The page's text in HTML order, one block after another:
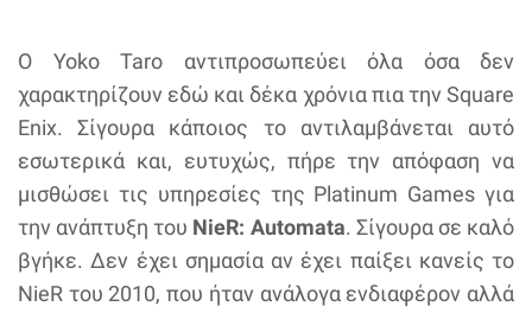
Ο Yoko Taro αντιπροσωπεύει όλα όσα δεν
χαρακτηρίζουν εδώ και δέκα χρόνια πια την Square
Enix. Σίγουρα κάποιος το αντιλαμβάνεται αυτό
εσωτερικά και, ευτυχώς, πήρε την απόφαση να
μισθώσει τις υπηρεσίες της Platinum Games για
την ανάπτυξη του NieR: Automata. Σίγουρα σε καλό
βγήκε. Δεν έχει σημασία αν έχει παίξει κανείς το
NieR του 2010, που ήταν ανάλογα ενδιαφέρον αλλά